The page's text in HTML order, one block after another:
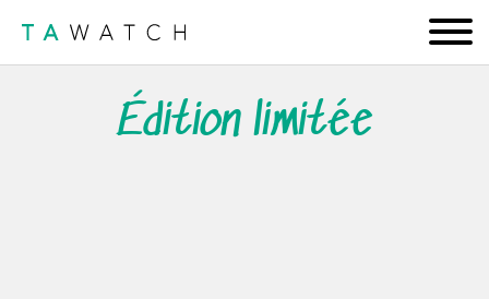
Édition limitée